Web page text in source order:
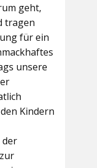
geht,
tragen
für ein
unsere
Kindern
der